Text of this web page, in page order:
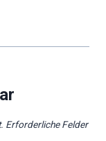
Erforderliche Felder